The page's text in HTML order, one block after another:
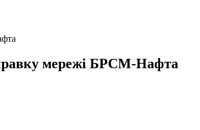
мережі БРСМ-Нафта